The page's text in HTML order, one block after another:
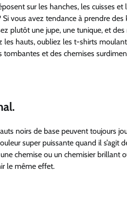
sur les hanches, les cuisses et
vous avez tendance à prendre des
plutôt une jupe, une tunique, et
hauts, oubliez les t-shirts
et des chemises
noirs de base peuvent toujours
super puissante quand il s’agit
chemise ou un chemisier brillant
le même effet.